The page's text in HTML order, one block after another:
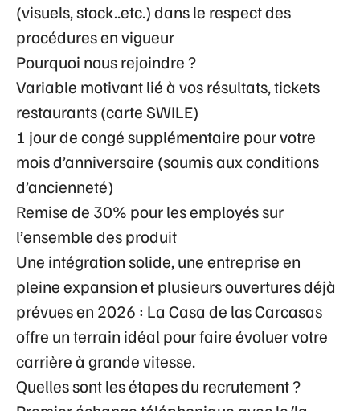
(visuels, stock..etc.) dans le respect des
procédures en vigueur
Pourquoi nous rejoindre ?
Variable motivant lié à vos résultats, tickets
restaurants (carte SWILE)
1 jour de congé supplémentaire pour votre
mois d’anniversaire (soumis aux conditions
d’ancienneté)
Remise de 30% pour les employés sur
l’ensemble des produit
Une intégration solide, une entreprise en
pleine expansion et plusieurs ouvertures déjà
prévues en 2026 : La Casa de las Carcasas
offre un terrain idéal pour faire évoluer votre
carrière à grande vitesse.
Quelles sont les étapes du recrutement ?